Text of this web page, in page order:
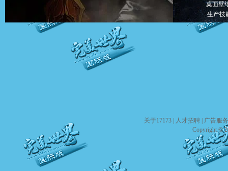
桌面壁
生产技
关于17173 人才招聘
广告服务
Copyright ©